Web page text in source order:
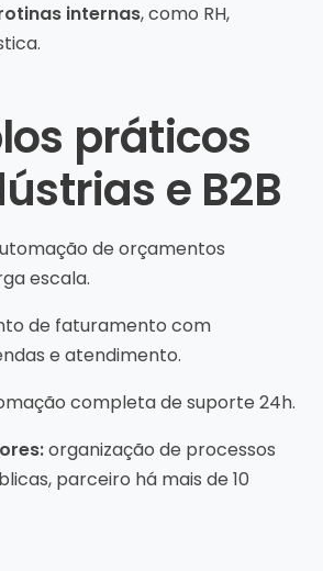
internas, como RH,
práticos
e B2B
de orçamentos
escala.
de faturamento com
e atendimento.
completa de suporte 24h.
organização de processos
parceiro há mais de 10